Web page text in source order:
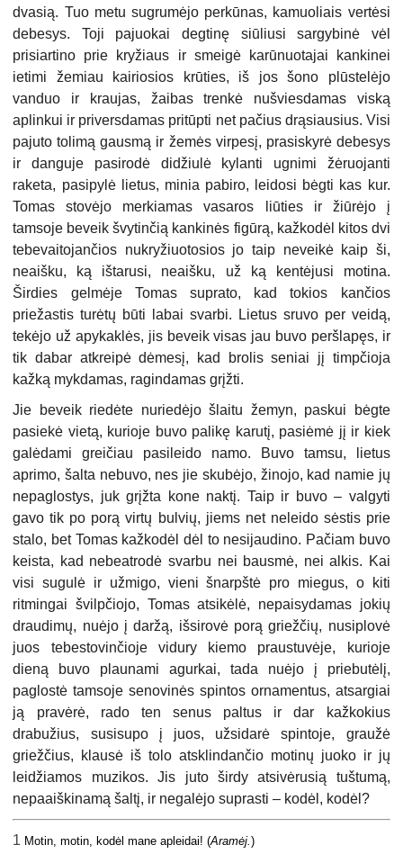
dvasią. Tuo metu sugrumėjo perkūnas, kamuoliais vertėsi
debesys. Toji pajuokai degtinę siūliusi sargybinė vėl
prisiartino prie kryžiaus ir smeigė karūnuotajai kankinei
ietimi žemiau kairiosios krūties, iš jos šono plūstelėjo
vanduo ir kraujas, žaibas trenkė nušviesdamas viską
aplinkui ir priversdamas pritūpti net pačius drąsiausius. Visi
pajuto tolimą gausmą ir žemės virpesį, prasiskyrė debesys
ir danguje pasirodė didžiulė kylanti ugnimi žėruojanti
raketa, pasipylė lietus, minia pabiro, leidosi bėgti kas kur.
Tomas stovėjo merkiamas vasaros liūties ir žiūrėjo į
tamsoje beveik švytinčią kankinės figūrą, kažkodėl kitos dvi
tebevaitojančios nukryžiuotosios jo taip neveikė kaip ši,
neaišku, ką ištarusi, neaišku, už ką kentėjusi motina.
Širdies gelmėje Tomas suprato, kad tokios kančios
priežastis turėtų būti labai svarbi. Lietus sruvo per veidą,
tekėjo už apykaklės, jis beveik visas jau buvo peršlapęs, ir
tik dabar atkreipė dėmesį, kad brolis seniai jį timpčioja
kažką mykdamas, ragindamas grįžti.
Jie beveik riedėte nuriedėjo šlaitu žemyn, paskui bėgte
pasiekė vietą, kurioje buvo palikę karutį, pasiėmė jį ir kiek
galėdami greičiau pasileido namo. Buvo tamsu, lietus
aprimo, šalta nebuvo, nes jie skubėjo, žinojo, kad namie jų
nepaglostys, juk grįžta kone naktį. Taip ir buvo – valgyti
gavo tik po porą virtų bulvių, jiems net neleido sėstis prie
stalo, bet Tomas kažkodėl dėl to nesijaudino. Pačiam buvo
keista, kad nebeatrodė svarbu nei bausmė, nei alkis. Kai
visi sugulė ir užmigo, vieni šnarpštė pro miegus, o kiti
ritmingai švilpčiojo, Tomas atsikėlė, nepaisydamas jokių
draudimų, nuėjo į daržą, išsirovė porą griežčių, nusiplovė
juos tebestovinčioje vidury kiemo praustuvėje, kurioje
dieną buvo plaunami agurkai, tada nuėjo į priebutėlį,
paglostė tamsoje senovinės spintos ornamentus, atsargiai
ją pravėrė, rado ten senus paltus ir dar kažkokius
drabužius, susisupo į juos, užsidarė spintoje, graužė
griežčius, klausė iš tolo atsklindančio motinų juoko ir jų
leidžiamos muzikos. Jis juto širdy atsivėrusią tuštumą,
nepaaiškinamą šaltį, ir negalėjo suprasti – kodėl, kodėl?
1 Motin, motin, kodėl mane apleidai! (Aramėj.)